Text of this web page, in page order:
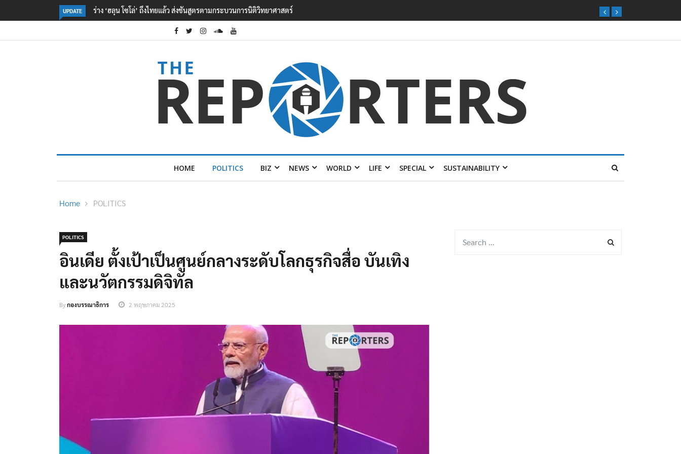
UPDATE ร่าง ‘ฮลุน โซโล่’ ถึงไทยแล้ว ส่งชันสูตรตามกระบวนการนิติวิทยาศาสตร์
HOME POLITICS BIZ NEWS WORLD LIFE SPECIAL SUSTAINABILITY
Home POLITICS
POLITICS
อินเดีย ตั้งเป้าเป็นศูนย์กลางระดับโลกธุรกิจสื่อ บันเทิง
และนวัตกรรมดิจิทัล
Byกองบรรณาธิการ 2 พฤษภาคม 2025